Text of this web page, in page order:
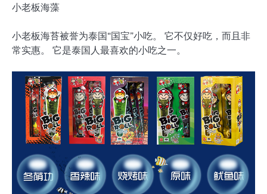
小老板海藻
小老板海苔被誉为泰国“国宝”小吃。 它不仅好吃，而且非
常实惠。 它是泰国人最喜欢的小吃之一。